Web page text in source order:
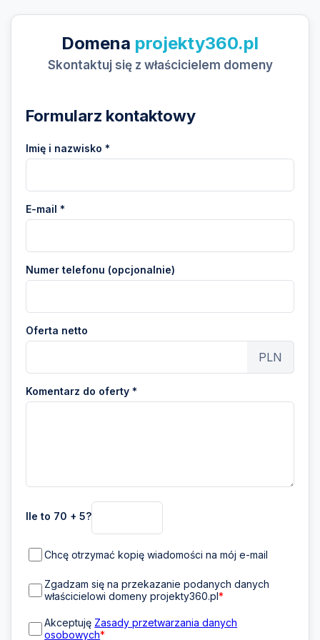
Domena projekty360.pl
Skontaktuj się z właścicielem domeny
Formularz kontaktowy
Imię i nazwisko *
E-mail *
Numer telefonu (opcjonalnie)
Oferta netto
PLN
Komentarz do oferty *
Ile to 70 + 5?
Chcę otrzymać kopię wiadomości na mój e-mail
Zgadzam się na przekazanie podanych danych
właścicielowi domeny projekty360.pl*
Akceptuję Zasady przetwarzania danych
osobowych*